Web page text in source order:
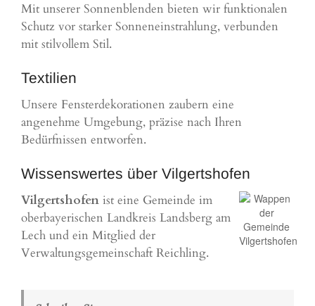
Mit unserer Sonnenblenden bieten wir funktionalen
Schutz vor starker Sonneneinstrahlung, verbunden
mit stilvollem Stil.
Textilien
Unsere Fensterdekorationen zaubern eine
angenehme Umgebung, präzise nach Ihren
Bedürfnissen entworfen.
Wissenswertes über Vilgertshofen
Vilgertshofen ist eine Gemeinde im
oberbayerischen Landkreis Landsberg am
Lech und ein Mitglied der
Verwaltungsgemeinschaft Reichling.